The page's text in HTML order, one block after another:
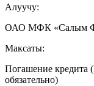
Алуучу:
ОАО МФК «Салым
Максаты:
Погашение
обязательно)